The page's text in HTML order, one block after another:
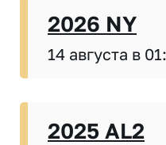
2026 NY
14 августа в
2025 AL2